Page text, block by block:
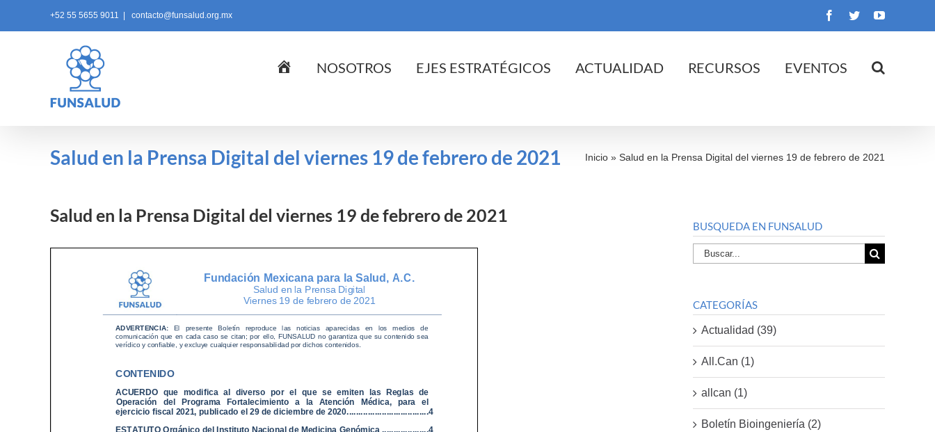
+52 55 5655 9011 contacto@funsalud.org.mx Facebook
TwitterYouTube
InicioNOSOTROS EJES ESTRATÉGICOS ACTUALIDAD RECURSOS EVENTOS
Salud en la Prensa Digital del viernes 19 de febrero de 2021 Inicio » Salud en la Prensa Digital del viernes 19 de febrero de 2021
Salud en la Prensa Digital del viernes 19 de febrero de 2021
BUSQUEDA EN FUNSALUD
Buscar
por:
CATEGORÍAS
Actualidad (39)
All.Can (1)
allcan (1)
Boletín Bioingeniería (2)